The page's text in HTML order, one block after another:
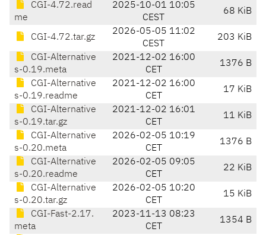
CGI-4.72.read
me
2025-10-01 10:05
CEST
68 KiB
CGI-4.72.tar.gz
2026-05-05 11:02
CEST
203 KiB
CGI-Alternative
s-0.19.meta
2021-12-02 16:00
CET
1376 B
CGI-Alternative
s-0.19.readme
2021-12-02 16:00
CET
17 KiB
CGI-Alternative
s-0.19.tar.gz
2021-12-02 16:01
CET
11 KiB
CGI-Alternative
s-0.20.meta
2026-02-05 10:19
CET
1376 B
CGI-Alternative
s-0.20.readme
2026-02-05 09:05
CET
22 KiB
CGI-Alternative
s-0.20.tar.gz
2026-02-05 10:20
CET
15 KiB
CGI-Fast-2.17.
meta
2023-11-13 08:23
CET
1354 B